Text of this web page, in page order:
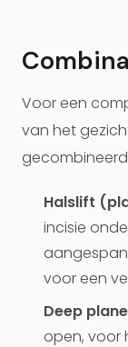
Voor een
van het
Halslift
incisie
voor een
Deep
open, voor